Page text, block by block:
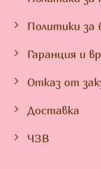
Политики за
Гаранция и
Отказ от
Доставка
ЧЗВ